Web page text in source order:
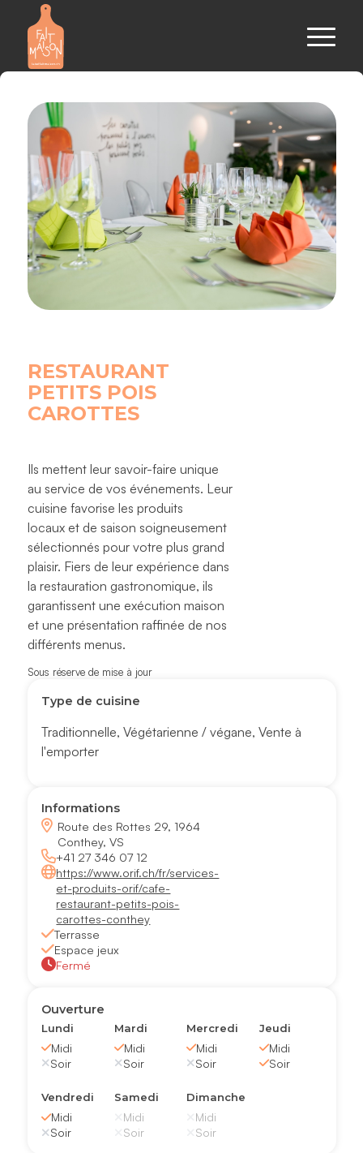
RESTAURANT
PETITS POIS
CAROTTES
Ils mettent leur savoir-faire unique
au service de vos événements. Leur
cuisine favorise les produits
locaux et de saison soigneusement
sélectionnés pour votre plus grand
plaisir. Fiers de leur expérience dans
la restauration gastronomique, ils
garantissent une exécution maison
et une présentation raffinée de nos
différents menus.
Sous réserve de mise à jour
Type de cuisine
Traditionnelle,Végétarienne / végane,Vente à
l'emporter
Informations
Route des Rottes 29, 1964
Conthey, VS
+41 27 346 07 12
https://www.orif.ch/fr/services-
et-produits-orif/cafe-
restaurant-petits-pois-
carottes-conthey
Terrasse
Espace jeux
Fermé
Ouverture
Lundi
Midi
Soir
Mardi
Midi
Soir
Mercredi
Midi
Soir
Jeudi
Midi
Soir
Vendredi
Midi
Soir
Samedi
Midi
Soir
Dimanche
Midi
Soir